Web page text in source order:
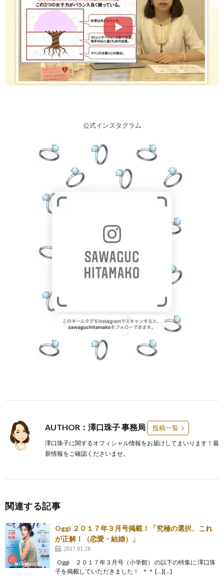
公式インスタグラム
AUTHOR：澤口珠子 事務局 投稿一覧
澤口珠子に関するオフィシャル情報をお届けしてまいります！最
新情報をご確認くださいませ。
関連する記事
Oggi ２０１７年３月号掲載！「究極の選択、これ
が正解！（恋愛・結婚）」
2017.01.28
Oggi ２０１７年３月号（小学館） の以下の特集に 澤口珠
子を掲載していただきました！ ＊＊ […][…]